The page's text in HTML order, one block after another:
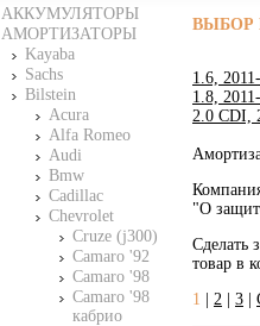
АККУМУЛЯТОРЫ
АМОРТИЗАТОРЫ
Kayaba
Sachs
Bilstein
Acura
Alfa Romeo
Audi
Bmw
Cadillac
Chevrolet
Cruze (j300)
Camaro '92
Camaro '98
Camaro '98
кабрио
ВЫБОР
1.6, 2011-
1.8, 2011-
2.0 CDI,
"О
Сделать
товар в
1
2 3